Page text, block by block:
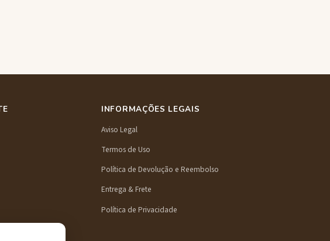
INFORMAÇÕES LEGAIS
Aviso Legal
Termos de Uso
Política de Devolução e Reembolso
Entrega & Frete
Política de Privacidade